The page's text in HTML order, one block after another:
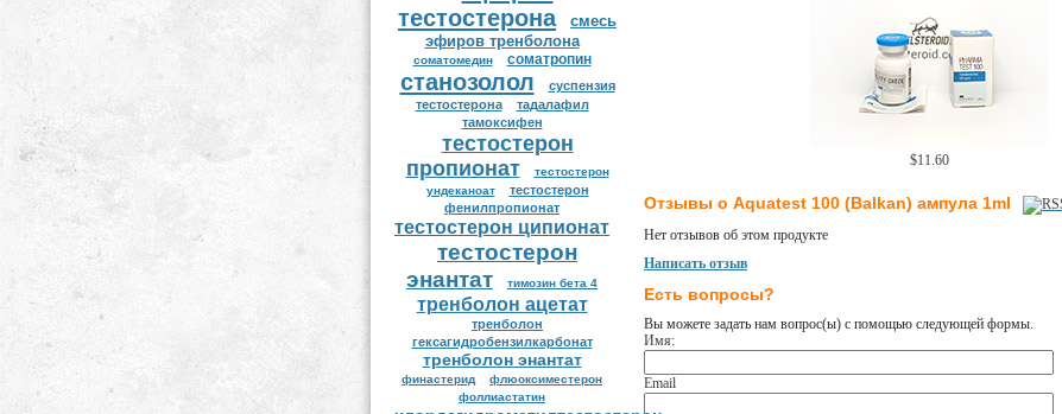
$11.60
Отзывы о Aquatest 100 (Balkan) ампула 1ml
Нет отзывов об этом продукте
Написать отзыв
Есть вопросы?
Вы можете задать нам вопрос(ы) с помощью следующей формы.
Имя:
Email
тестостерона
смесь
эфиров тренболона
соматомедин соматропин
станозолол
суспензия
тестостерона
тадалафил
тамоксифен
тестостерон
пропионат
тестостерон
ундеканоат
тестостерон
фенилпропионат
тестостерон ципионат
тестостерон
энантат
тимозин бета 4
тренболон ацетат
тренболон
гексагидробензилкарбонат
тренболон энантат
финастерид
флюоксиместерон
фоллиастатин